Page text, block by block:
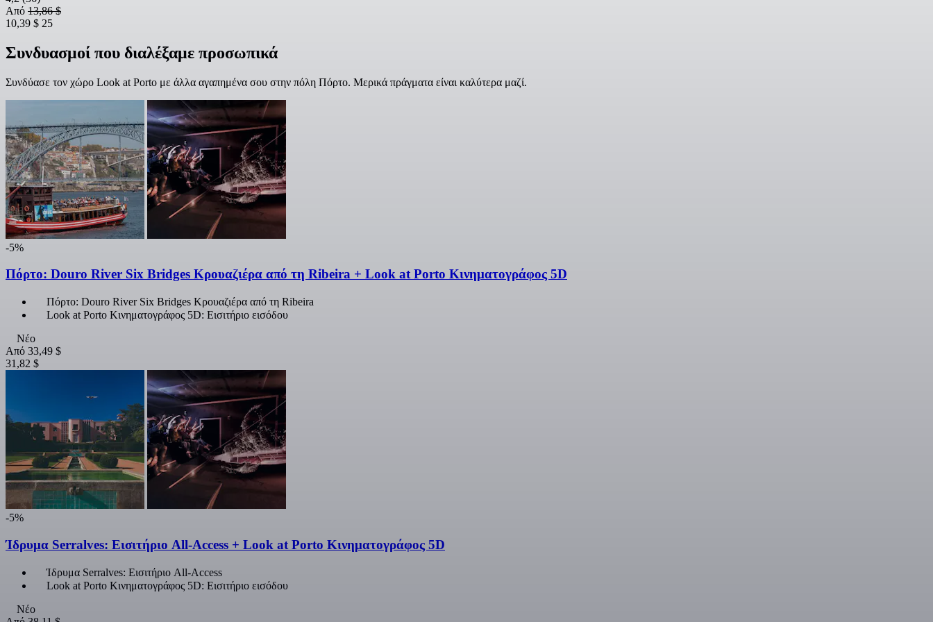
Από 13,86 $
10,39 $ 25
Συνδυασμοί που διαλέξαμε προσωπικά
Συνδύασε τον χώρο Look at Porto με άλλα αγαπημένα σου στην πόλη Πόρτο. Μερικά πράγματα είναι καλύτερα μαζί.
-5%
Πόρτο: Douro River Six Bridges Κρουαζιέρα από τη Ribeira + Look at Porto Κινηματογράφος 5D
Πόρτο: Douro River Six Bridges Κρουαζιέρα από τη Ribeira
Look at Porto Κινηματογράφος 5D: Εισιτήριο εισόδου
Νέο
Από 33,49 $
31,82 $
-5%
Ίδρυμα Serralves: Εισιτήριο All-Access + Look at Porto Κινηματογράφος 5D
Ίδρυμα Serralves: Εισιτήριο All-Access
Look at Porto Κινηματογράφος 5D: Εισιτήριο εισόδου
Νέο